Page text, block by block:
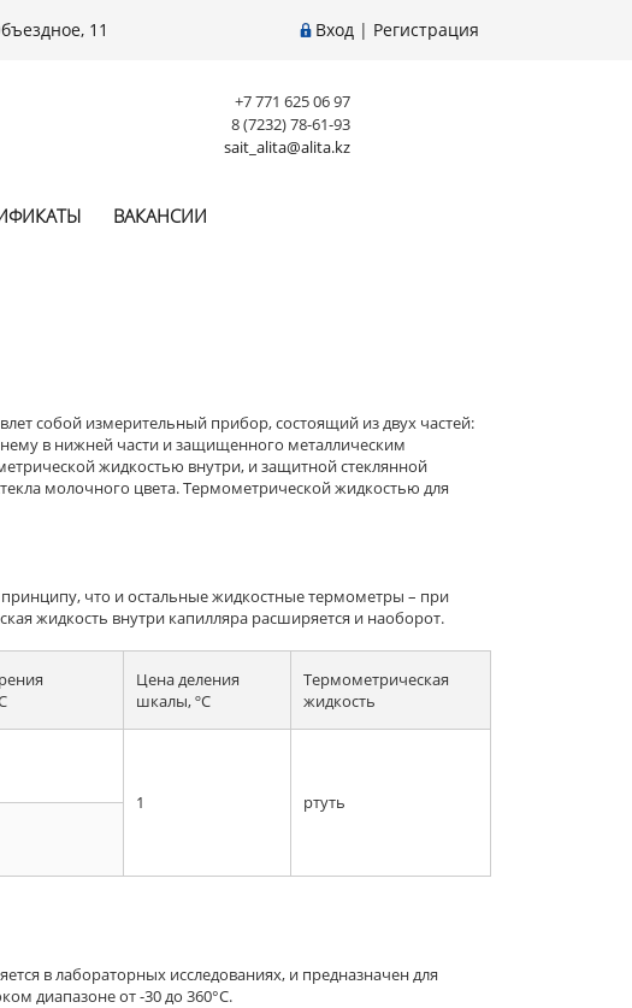
11 Вход | Регистрация
+7 771 625 06 97
8 (7232) 78-61-93
sait_alita@alita.kz
ВАКАНСИИ
собой измерительный прибор, состоящий из двух частей:
в нижней части и защищенного металлическим
жидкостью внутри, и защитной стеклянной
молочного цвета. Термометрической жидкостью для
что и остальные жидкостные термометры – при
жидкость внутри капилляра расширяется и наоборот.
Цена деления
шкалы, ºC
Термометрическая
жидкость
1
ртуть
в лабораторных исследованиях, и предназначен для
диапазоне от -30 до 360°С.